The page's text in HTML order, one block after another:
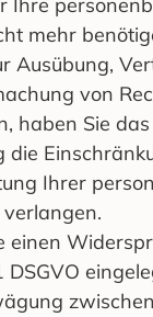
Ihre
mehr
Ausübung,
von
haben Sie
die
Ihrer
einen
DSGVO